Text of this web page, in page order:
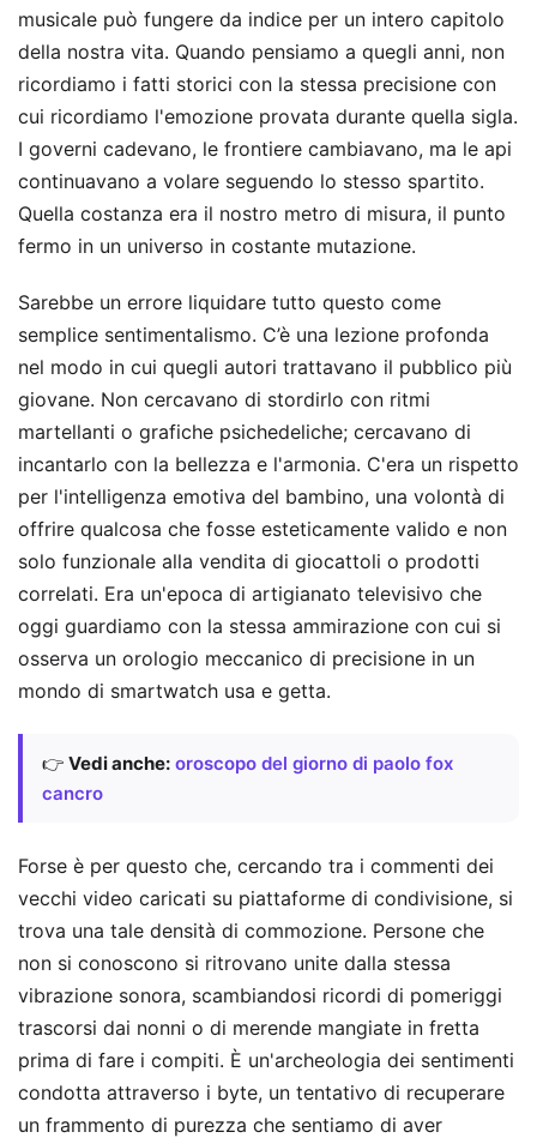
musicale può fungere da indice per un intero capitolo
della nostra vita. Quando pensiamo a quegli anni, non
ricordiamo i fatti storici con la stessa precisione con
cui ricordiamo l'emozione provata durante quella sigla.
I governi cadevano, le frontiere cambiavano, ma le api
continuavano a volare seguendo lo stesso spartito.
Quella costanza era il nostro metro di misura, il punto
fermo in un universo in costante mutazione.
Sarebbe un errore liquidare tutto questo come
semplice sentimentalismo. C’è una lezione profonda
nel modo in cui quegli autori trattavano il pubblico più
giovane. Non cercavano di stordirlo con ritmi
martellanti o grafiche psichedeliche; cercavano di
incantarlo con la bellezza e l'armonia. C'era un rispetto
per l'intelligenza emotiva del bambino, una volontà di
offrire qualcosa che fosse esteticamente valido e non
solo funzionale alla vendita di giocattoli o prodotti
correlati. Era un'epoca di artigianato televisivo che
oggi guardiamo con la stessa ammirazione con cui si
osserva un orologio meccanico di precisione in un
mondo di smartwatch usa e getta.
👉 Vedi anche: oroscopo del giorno di paolo fox
cancro
Forse è per questo che, cercando tra i commenti dei
vecchi video caricati su piattaforme di condivisione, si
trova una tale densità di commozione. Persone che
non si conoscono si ritrovano unite dalla stessa
vibrazione sonora, scambiandosi ricordi di pomeriggi
trascorsi dai nonni o di merende mangiate in fretta
prima di fare i compiti. È un'archeologia dei sentimenti
condotta attraverso i byte, un tentativo di recuperare
un frammento di purezza che sentiamo di aver